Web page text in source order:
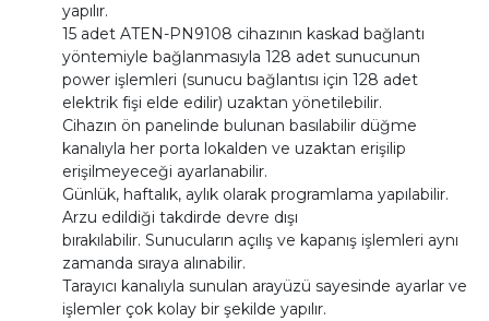
yapılır.
15 adet ATEN-PN9108 cihazının kaskad bağlantı
yöntemiyle bağlanmasıyla 128 adet sunucunun
power işlemleri (sunucu bağlantısı için 128 adet
elektrik fişi elde edilir) uzaktan yönetilebilir.
Cihazın ön panelinde bulunan basılabilir düğme
kanalıyla her porta lokalden ve uzaktan erişilip
erişilmeyeceği ayarlanabilir.
Günlük, haftalık, aylık olarak programlama yapılabilir.
Arzu edildiği takdirde devre dışı
bırakılabilir. Sunucuların açılış ve kapanış işlemleri aynı
zamanda sıraya alınabilir.
Tarayıcı kanalıyla sunulan arayüzü sayesinde ayarlar ve
işlemler çok kolay bir şekilde yapılır.